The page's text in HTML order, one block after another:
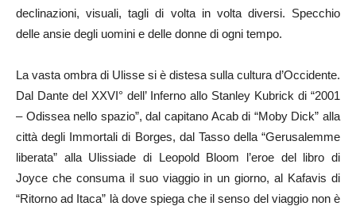
declinazioni, visuali, tagli di volta in volta diversi. Specchio
delle ansie degli uomini e delle donne di ogni tempo.
La vasta ombra di Ulisse si è distesa sulla cultura d’Occidente.
Dal Dante del XXVI° dell’ Inferno allo Stanley Kubrick di “2001
– Odissea nello spazio”, dal capitano Acab di “Moby Dick” alla
città degli Immortali di Borges, dal Tasso della “Gerusalemme
liberata” alla Ulissiade di Leopold Bloom l’eroe del libro di
Joyce che consuma il suo viaggio in un giorno, al Kafavis di
“Ritorno ad Itaca” là dove spiega che il senso del viaggio non è